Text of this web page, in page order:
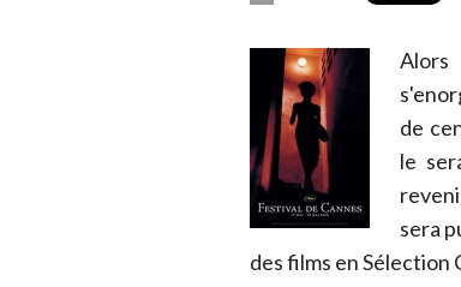
de
le
sera
des films en Sélection